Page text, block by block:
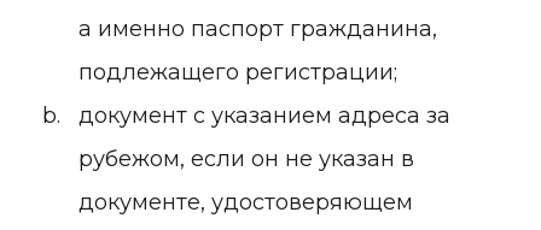
а именно паспорт гражданина,
подлежащего регистрации;
документ с указанием адреса за
рубежом, если он не указан в
документе, удостоверяющем